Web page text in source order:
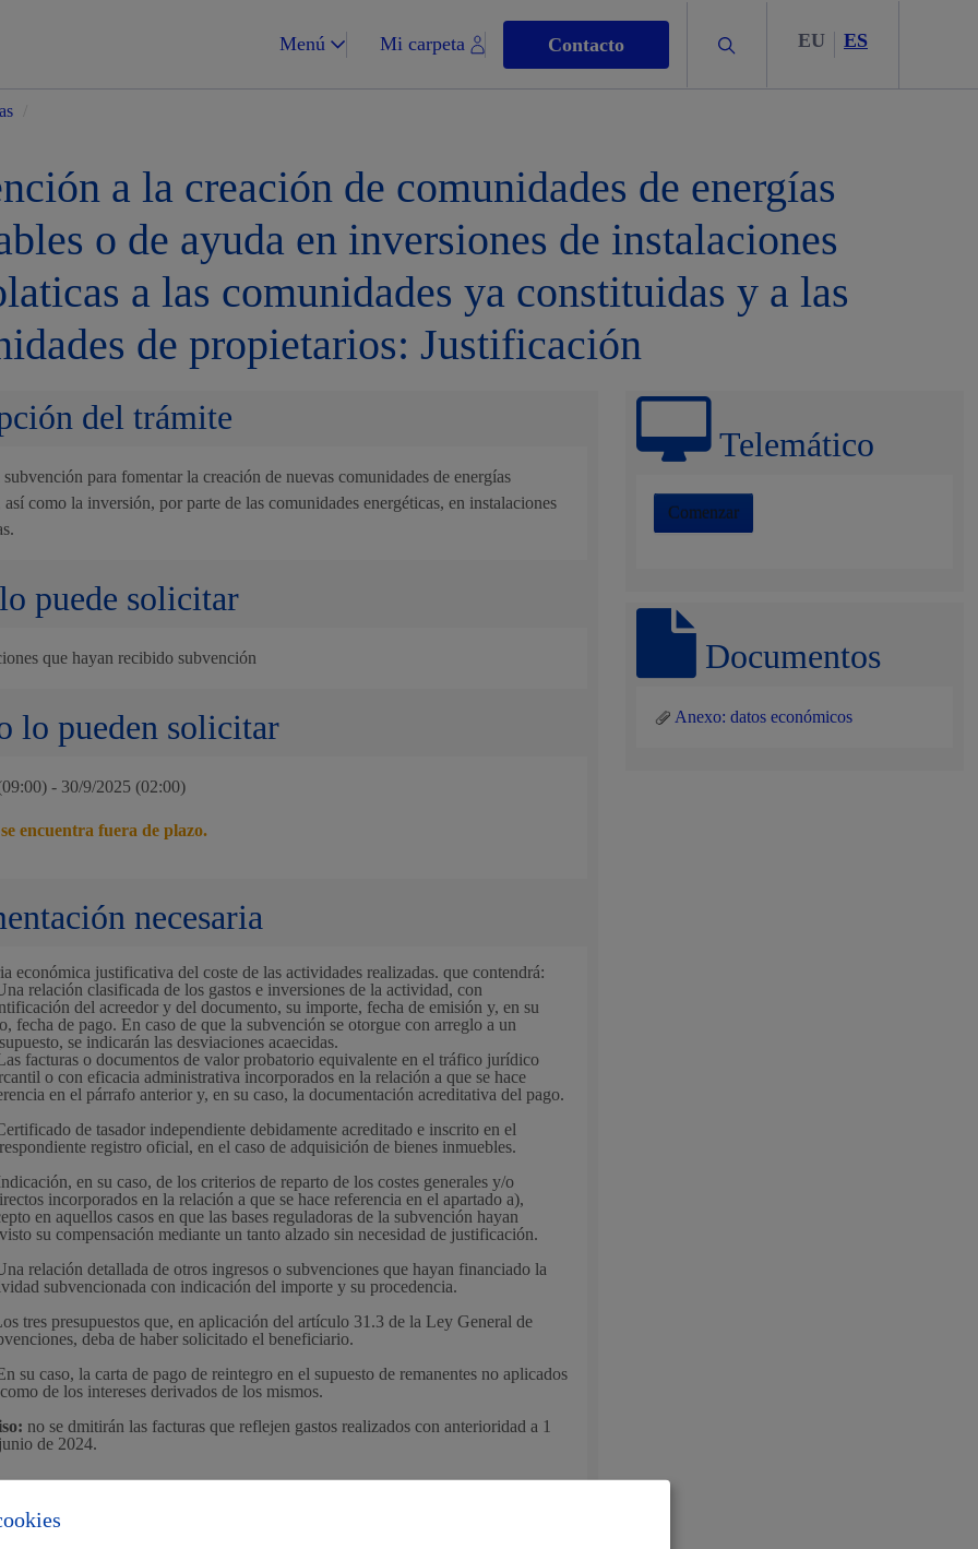
Menú Mi carpeta Contacto Buscar EU ES
Espacio público, residuos y medioambiente
Cultura
Turismo
cultural
Administración municipal
Tablón de anuncios oficiales
Calendario fiscal
a la creación de comunidades de energías
o de ayuda en inversiones de instalaciones
a las comunidades ya constituidas y a las
de propietarios: Justificación
Telemático
Comenzar
Documentos
Anexo: datos económicos
del trámite
para fomentar la creación de nuevas comunidades de energías
así como la inversión, por parte de las comunidades energéticas, en instalaciones
puede solicitar
que hayan recibido subvención
lo pueden solicitar
- 30/9/2025 (02:00)
encuentra fuera de plazo.
necesaria
económica justificativa del coste de las actividades realizadas. que contendrá:
relación clasificada de los gastos e inversiones de la actividad, con
del acreedor y del documento, su importe, fecha de emisión y, en su
fecha de pago. En caso de que la subvención se otorgue con arreglo a un
se indicarán las desviaciones acaecidas.
facturas o documentos de valor probatorio equivalente en el tráfico jurídico
o con eficacia administrativa incorporados en la relación a que se hace
en el párrafo anterior y, en su caso, la documentación acreditativa del pago.
de tasador independiente debidamente acreditado e inscrito en el
registro oficial, en el caso de adquisición de bienes inmuebles.
en su caso, de los criterios de reparto de los costes generales y/o
incorporados en la relación a que se hace referencia en el apartado a),
en aquellos casos en que las bases reguladoras de la subvención hayan
su compensación mediante un tanto alzado sin necesidad de justificación.
relación detallada de otros ingresos o subvenciones que hayan financiado la
subvencionada con indicación del importe y su procedencia.
tres presupuestos que, en aplicación del artículo 31.3 de la Ley General de
deba de haber solicitado el beneficiario.
su caso, la carta de pago de reintegro en el supuesto de remanentes no aplicados
de los intereses derivados de los mismos.
no se dmitirán las facturas que reflejen gastos realizados con anterioridad a 1
de 2024.
además
técnica explicativa del proyecto o de las actividades llevadas a cabo.